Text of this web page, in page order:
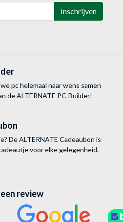
Inschrijven
pc helemaal naar wens samen
de ALTERNATE PC-Builder!
De ALTERNATE Cadeaubon is
voor elke gelegenheid.
review